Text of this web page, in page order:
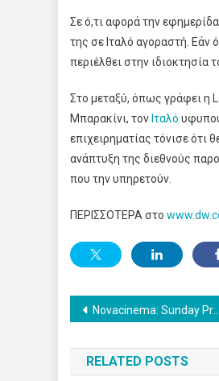
Σε ό,τι αφορά την
της σε Ιταλό αγοραστή. Εάν
περιέλθει στην ιδιοκτησία
Στο μεταξύ, όπως γράφει η
Μπαρακίνι, τον Ιταλό
επιχειρηματίας τόνισε ότι
ανάπτυξη της διεθνούς
που την υπηρετούν.
ΠΕΡΙΣΣΟΤΕΡΑ στο
Post
navigation
Novacinema: Sunday Premiere “Karate Kid: Legends” ΠαραμονήΠρωτοχρονιάςμετην Pop Star, Dua Lipa καθώς και ταμεγαλύτερα US TV Show στο Novalifε!
RELATED POSTS